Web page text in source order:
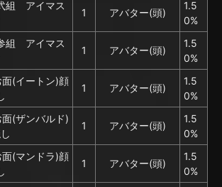
組 アイマス
1 アバター(頭)
1.5
0%
組 アイマス
1 アバター(頭)
1.5
0%
(イートン)顔
1 アバター(頭)
1.5
0%
(ザンバルド)
1 アバター(頭)
1.5
0%
(マンドラ)顔
1 アバター(頭)
1.5
0%